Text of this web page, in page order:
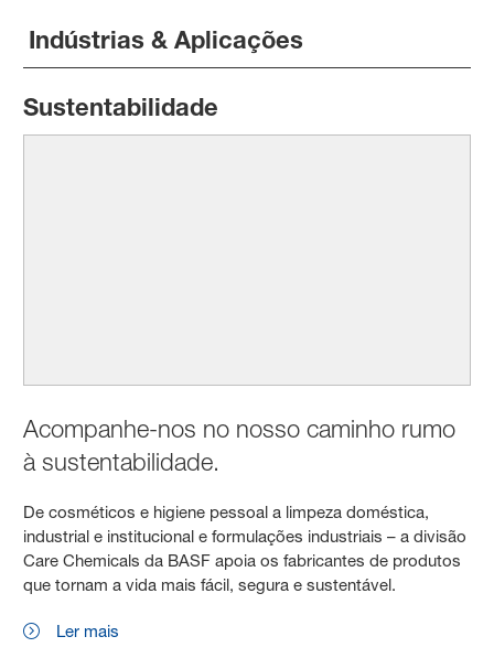
Indústrias & Aplicações
Sustentabilidade
Acompanhe-nos no nosso caminho rumo
à sustentabilidade.
De cosméticos e higiene pessoal a limpeza doméstica,
industrial e institucional e formulações industriais – a divisão
Care Chemicals da BASF apoia os fabricantes de produtos
que tornam a vida mais fácil, segura e sustentável.
Ler mais